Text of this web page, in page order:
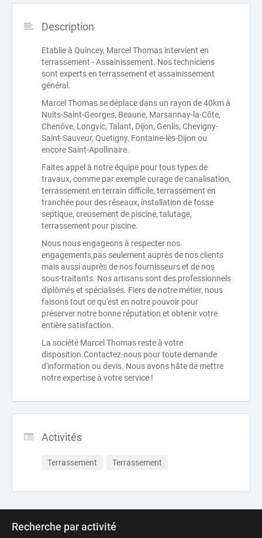
Description
Etablie à Quincey, Marcel Thomas intervient en
terrassement - Assainissement. Nos techniciens
sont experts en terrassement et assainissement
général.
Marcel Thomas se déplace dans un rayon de 40km à
Nuits-Saint-Georges, Beaune, Marsannay-la-Côte,
Chenôve, Longvic, Talant, Dijon, Genlis, Chevigny-
Saint-Sauveur, Quetigny, Fontaine-lès-Dijon ou
encore Saint-Apollinaire.
Faites appel à notre équipe pour tous types de
travaux, comme par exemple curage de canalisation,
terrassement en terrain difficile, terrassement en
tranchée pour des réseaux, installation de fosse
septique, creusement de piscine, talutage,
terrassement pour piscine.
Nous nous engageons à respecter nos
engagements,pas seulement auprès de nos clients
mais aussi auprès de nos fournisseurs et de nos
sous-traitants. Nos artisans sont des professionnels
diplômés et spécialisés. Fiers de notre métier, nous
faisons tout ce qu'est en notre pouvoir pour
préserver notre bonne réputation et obtenir votre
entière satisfaction.
La société Marcel Thomas reste à votre
disposition.Contactez-nous pour toute demande
d'information ou devis. Nous avons hâte de mettre
notre expertise à votre service !
Activités
Terrassement Terrassement
Recherche par activité